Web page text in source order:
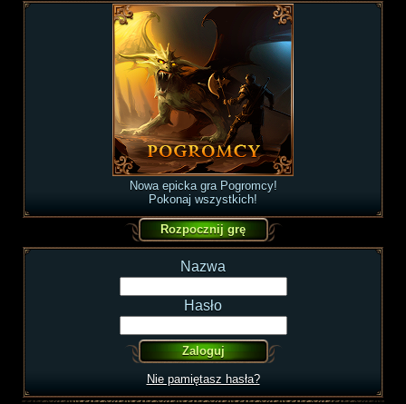
Nowa epicka gra Pogromcy!
Pokonaj wszystkich!
Nazwa
Hasło
Nie pamiętasz hasła?